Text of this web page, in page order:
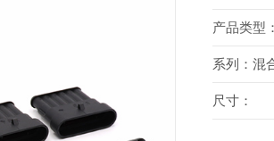
产品类型：
系列： 混
尺寸：